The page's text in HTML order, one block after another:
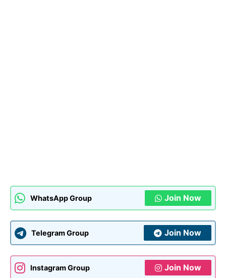
WhatsApp Group Join Now
Telegram Group Join Now
Instagram Group Join Now